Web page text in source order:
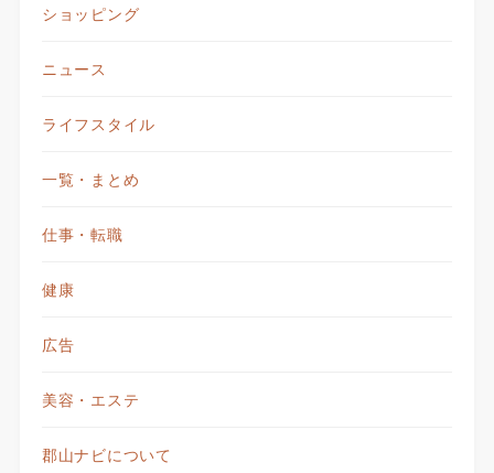
ショッピング
ニュース
ライフスタイル
一覧・まとめ
仕事・転職
健康
広告
美容・エステ
郡山ナビについて